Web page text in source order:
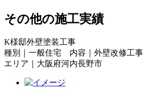
その他の施工実績
K様邸外壁塗装工事
種別｜一般住宅 内容｜外壁改修工事
エリア｜大阪府河内長野市